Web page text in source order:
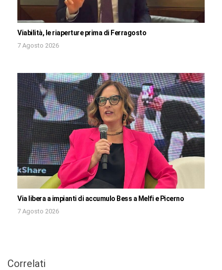
Viabilità, le riaperture prima di Ferragosto
7 Agosto 2026
Via libera a impianti di accumulo Bess a Melfi e Picerno
7 Agosto 2026
Correlati